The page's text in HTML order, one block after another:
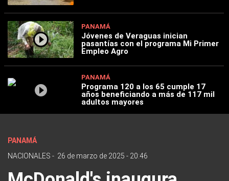
PANAMÁ
Jóvenes de Veraguas inician
pasantías con el programa Mi Primer
Empleo Agro
PANAMÁ
Programa 120 a los 65 cumple 17
años beneficiando a más de 117 mil
adultos mayores
PANAMÁ
NACIONALES - 26 de marzo de 2025 - 20:46